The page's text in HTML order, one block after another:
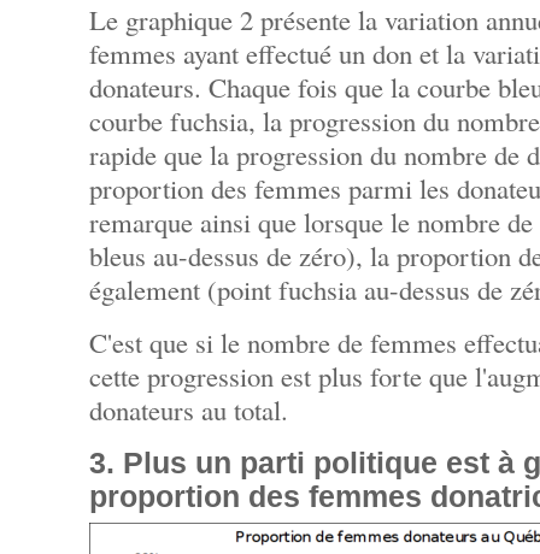
Le graphique 2 présente la variation
femmes ayant effectué un don et la
donateurs. Chaque fois que la courbe
courbe fuchsia, la progression du
rapide que la progression du nombre de
proportion des femmes parmi les
remarque ainsi que lorsque le nombre
bleus au-dessus de zéro), la proportion
également (point fuchsia au-dessus de
C'est que si le nombre de femmes
cette progression est plus forte que
donateurs au total.
3. Plus un parti politique est à
proportion des femmes